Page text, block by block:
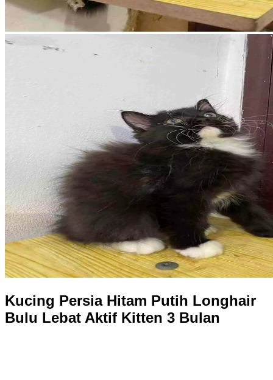
Kucing Persia Hitam Putih Longhair
Bulu Lebat Aktif Kitten 3 Bulan